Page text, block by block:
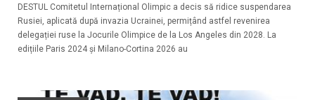
DESTUL Comitetul Internațional Olimpic a decis să ridice suspendarea
Rusiei, aplicată după invazia Ucrainei, permițând astfel revenirea
delegației ruse la Jocurile Olimpice de la Los Angeles din 2028. La
edițiile Paris 2024 și Milano-Cortina 2026 au